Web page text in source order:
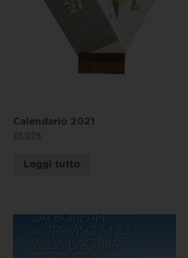
Calendario 2021
25,00€
Leggi tutto